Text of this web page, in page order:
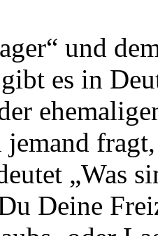
und
es in
„Was
Deine